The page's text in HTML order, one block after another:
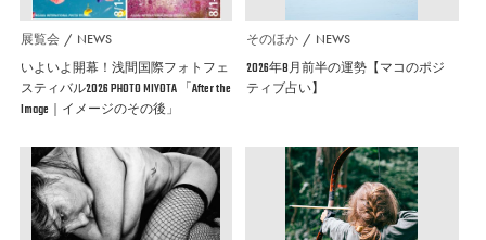
展覧会 NEWS
いよいよ開幕！浅間国際フォトフェ
スティバル2026 PHOTO MIYOTA 「After the
Image｜イメージのその後」
そのほか NEWS
2026年8月前半の運勢【マコのポジ
ティブ占い】